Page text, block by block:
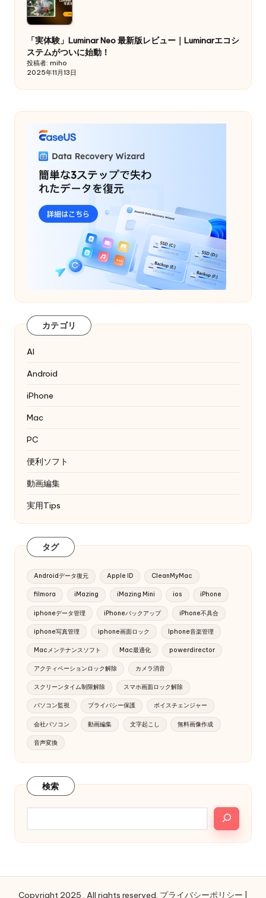
「実体験」Luminar Neo 最新版レビュー｜Luminarエコシ
ステムがついに始動！
投稿者: miho
2025年11月13日
カテゴリ
AI
Android
iPhone
Mac
PC
便利ソフト
動画編集
実用Tips
タグ
Androidデータ復元 Apple ID CleanMyMac
filmora iMazing iMazing Mini ios iPhone
iphoneデータ管理 iPhoneバックアップ iPhone不具合
iphone写真管理 iphone画面ロック Iphone音楽管理
Macメンテナンスソフト Mac最適化 powerdirector
アクティベーションロック解除 カメラ消音
スクリーンタイム制限解除 スマホ画面ロック解除
パソコン監視 プライバシー保護 ボイスチェンジャー
会社パソコン 動画編集 文字起こし 無料画像作成
音声変換
検索
Copyright 2025 . All rights reserved. プライバシーポリシー